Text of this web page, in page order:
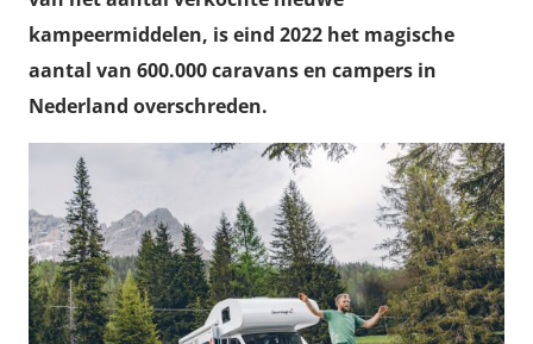
kampeermiddelen, is eind 2022 het magische
aantal van 600.000 caravans en campers in
Nederland overschreden.